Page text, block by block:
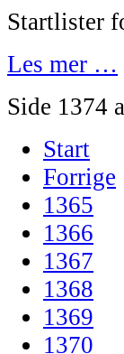
Startlister
Les mer …
Side 1374
Start
Forrige
1365
1366
1367
1368
1369
1370